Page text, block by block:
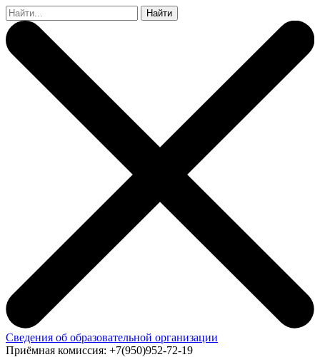
Найти:
Сведения об образовательной организации
Приёмная комиссия: +7(950)952-72-19